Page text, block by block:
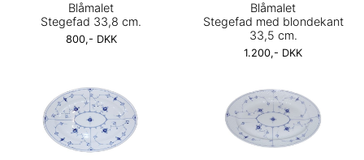
Blåmalet
Stegefad 33,8 cm.
800,- DKK
Blåmalet
Stegefad med blondekant
33,5 cm.
1.200,- DKK